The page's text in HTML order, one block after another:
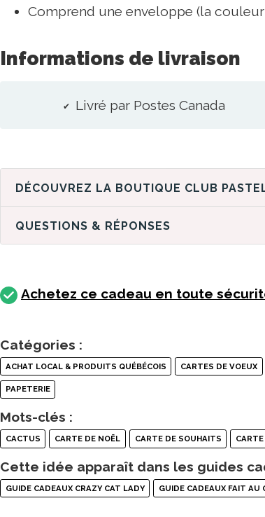
Comprend une enveloppe (la
Informations de livraison
Livré par Postes Canada
DÉCOUVREZ LA BOUTIQUE CLUB
QUESTIONS & RÉPONSES
Achetez ce cadeau en toute
Catégories :
ACHAT LOCAL & PRODUITS QUÉBÉCOIS CARTES DE VOEUX
PAPETERIE
Mots-clés :
CACTUS CARTE DE NOËL CARTE DE SOUHAITS
Cette idée apparaît dans les guides
GUIDE CADEAUX CRAZY CAT LADY GUIDE CADEAUX FAIT AU